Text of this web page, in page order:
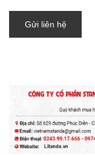
Gửi liên hệ